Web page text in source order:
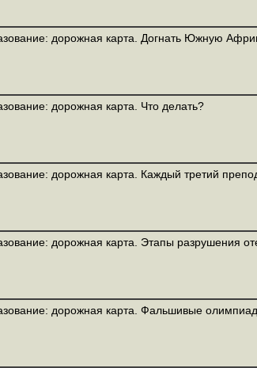
дорожная карта. Догнать Южную
дорожная карта. Что делать?
дорожная карта. Каждый третий
дорожная карта. Этапы разрушения
дорожная карта. Фальшивые